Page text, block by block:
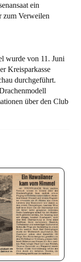
ein
zum Verweilen
wurde von 11. Juni
Kreisparkasse
durchgeführt.
über den Club